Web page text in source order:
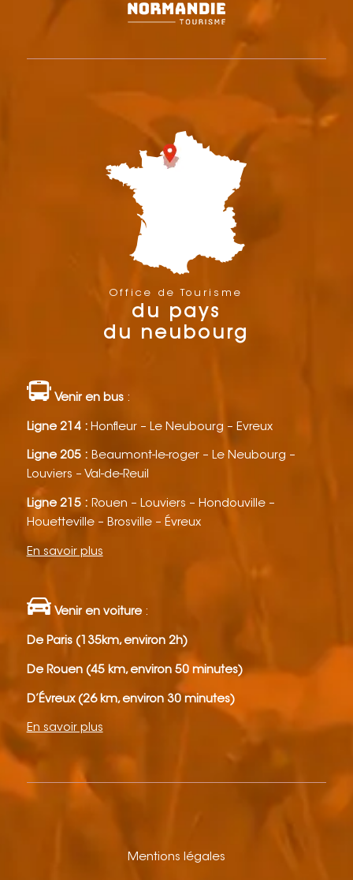
Office de Tourisme
du pays
du neubourg
Venir en bus:
Ligne 214 : Honfleur – Le Neubourg – Evreux
Ligne 205 : Beaumont-le-roger – Le Neubourg –
Louviers – Val-de-Reuil
Ligne 215 : Rouen – Louviers – Hondouville –
Houetteville – Brosville – Évreux
En savoir plus
Venir en voiture:
De Paris (135km, environ 2h)
De Rouen (45 km, environ 50 minutes)
D’Évreux (26 km, environ 30 minutes)
En savoir plus
Mentions légales